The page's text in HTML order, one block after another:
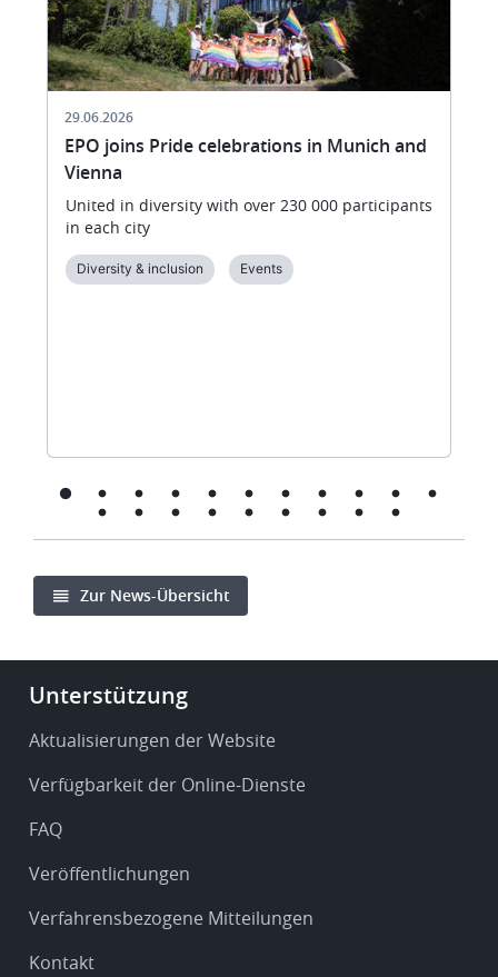
29.06.2026
EPO joins Pride celebrations in Munich and
Vienna
United in diversity with over 230 000 participants
in each city
Diversity & inclusion Events
Zur News-Übersicht
Footer
Service
support
Unterstützung
Aktualisierungen der Website
Verfügbarkeit der Online-Dienste
FAQ
Veröffentlichungen
Verfahrensbezogene Mitteilungen
Kontakt